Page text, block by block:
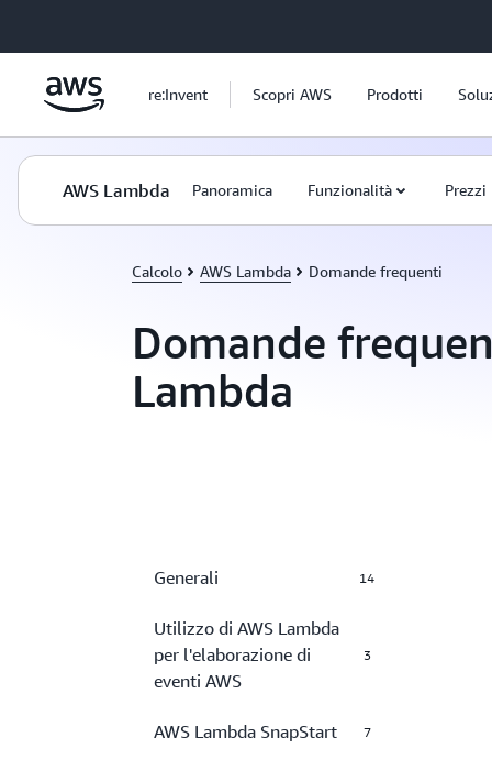
re:Invent Scopri AWS Prodotti
AWS Lambda Panoramica Funzionalità Prezzi
Calcolo AWS Lambda Domande frequenti
Domande
Lambda
Generali 14
Utilizzo di AWS Lambda
per l'elaborazione di
eventi AWS
3
AWS Lambda SnapStart 7